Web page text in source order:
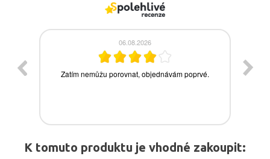
K tomuto produktu je vhodné zakoupit: